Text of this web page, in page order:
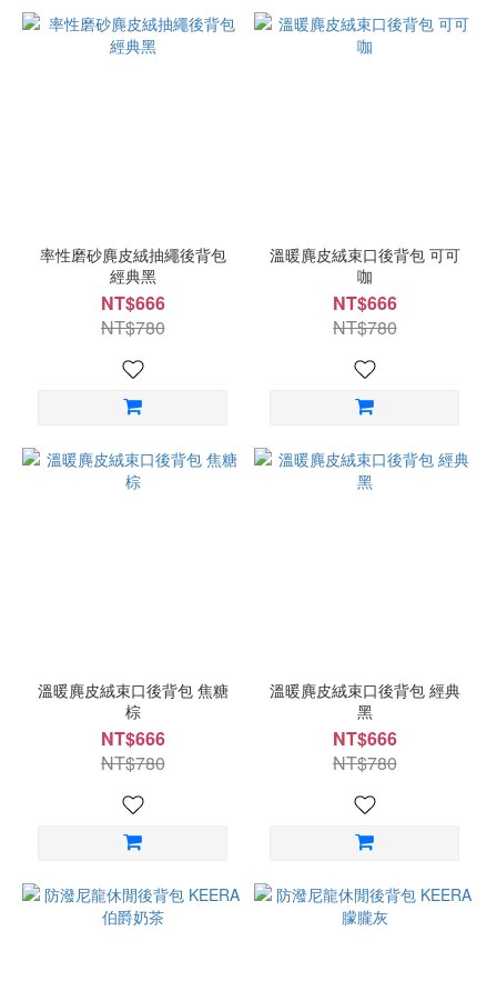
率性磨砂麂皮絨抽繩後背包
經典黑
NT$666
NT$780
溫暖麂皮絨束口後背包 可可
咖
NT$666
NT$780
溫暖麂皮絨束口後背包 焦糖
棕
NT$666
NT$780
溫暖麂皮絨束口後背包 經典
黑
NT$666
NT$780